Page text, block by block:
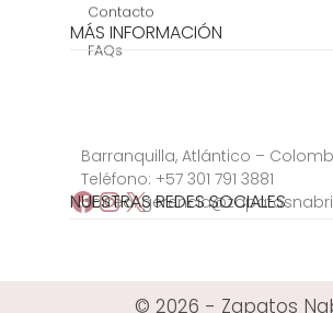
Contacto
FAQs
MÁS INFORMACIÓN
Barranquilla, Atlántico –
Teléfono: +57 301 791 3881
correo:
NUESTRAS REDES SOCIALES
Facebook
Instagram
X
© 2026 - Zapatos